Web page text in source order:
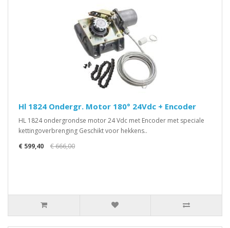
Hl 1824 Ondergr. Motor 180° 24Vdc + Encoder
HL 1824 ondergrondse motor 24 Vdc met Encoder met speciale
kettingoverbrenging Geschikt voor hekkens..
€ 599,40
€ 666,00